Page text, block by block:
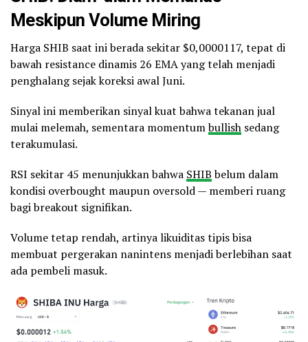
Meskipun Volume Miring
Harga SHIB saat ini berada sekitar $0,0000117, tepat di
bawah resistance dinamis 26 EMA yang telah menjadi
penghalang sejak koreksi awal Juni.
Sinyal ini memberikan sinyal kuat bahwa tekanan jual
mulai melemah, sementara momentumbullish sedang
terakumulasi.
RSI sekitar 45 menunjukkan bahwa SHIBbelum dalam
kondisi overbought maupun oversold — memberi ruang
bagi breakout signifikan.
Volume tetap rendah, artinya likuiditas tipis bisa
membuat pergerakan nanintens menjadi berlebihan saat
ada pembeli masuk.